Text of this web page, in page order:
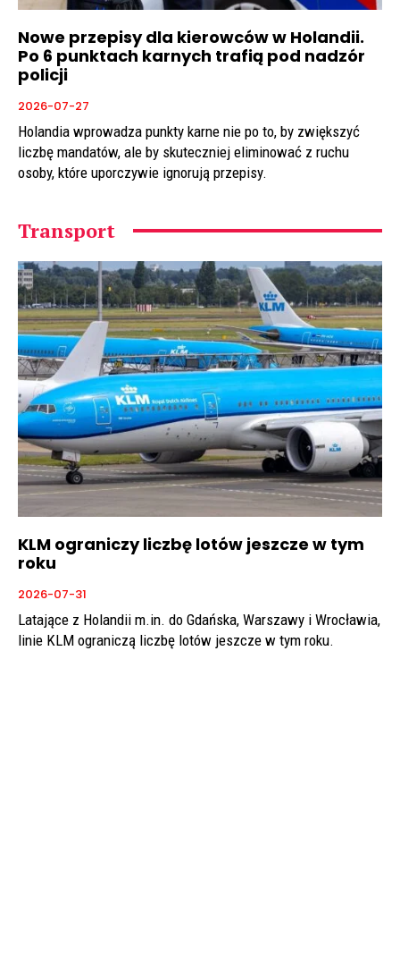
Nowe przepisy dla kierowców w Holandii.
Po 6 punktach karnych trafią pod nadzór
policji
2026-07-27
Holandia wprowadza punkty karne nie po to, by zwiększyć
liczbę mandatów, ale by skuteczniej eliminować z ruchu
osoby, które uporczywie ignorują przepisy.
Transport
KLM ograniczy liczbę lotów jeszcze w tym
roku
2026-07-31
Latające z Holandii m.in. do Gdańska, Warszawy i Wrocławia,
linie KLM ograniczą liczbę lotów jeszcze w tym roku.